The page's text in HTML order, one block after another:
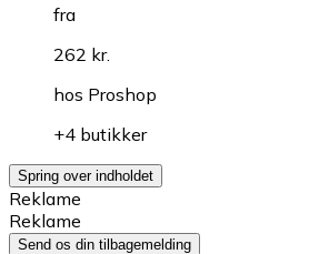
fra
262 kr.
hos Proshop
+4 butikker
Spring over indholdet
Reklame
Reklame
Send os din tilbagemelding